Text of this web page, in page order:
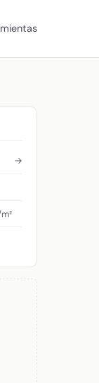
→